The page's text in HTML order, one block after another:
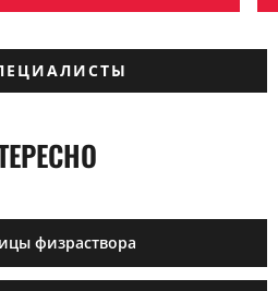
физраствора